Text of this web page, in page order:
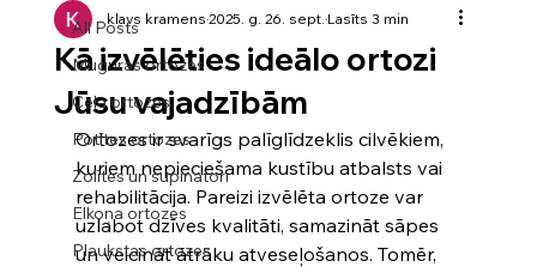
All Posts
Muguras ortozes
Ceļa ortozes
Potītes ortozes
Zolītes un supinatori
Elkoņa ortozes
Plaukstas ortozes
Kā izvēlēties ideālo ortozi
Jūsu vajadzībām
klavs kramens2025. g. 26. sept. Lasīts 3 min
Ortozes ir svarīgs palīglīdzeklis cilvēkiem,
kuriem nepieciešama kustību atbalsts vai
rehabilitācija. Pareizi izvēlēta ortoze var
uzlabot dzīves kvalitāti, samazināt sāpes
un veicināt ātrāku atveseļošanos. Tomēr,